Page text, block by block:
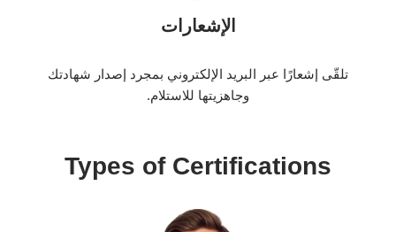
الإشعارات
تلقّى إشعارًا عبر البريد الإلكتروني بمجرد إصدار شهادتك
وجاهزيتها للاستلام.
Types of Certifications